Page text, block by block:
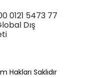
0121 5473 77
Dış
Saklıdır